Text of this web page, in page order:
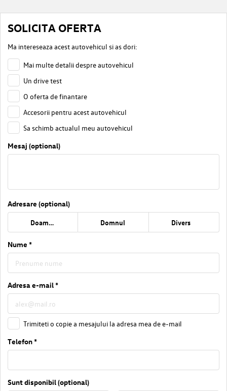
SOLICITA OFERTA
Ma intereseaza acest autovehicul si as dori:
Mai multe detalii despre autovehicul
Un drive test
O oferta de finantare
Accesorii pentru acest autovehicul
Sa schimb actualul meu autovehicul
Mesaj (optional)
Adresare (optional)
Doamna Domnul Divers
Nume *
Adresa e-mail *
Trimiteti o copie a mesajului la adresa mea de e-mail
Telefon *
Sunt disponibil (optional)